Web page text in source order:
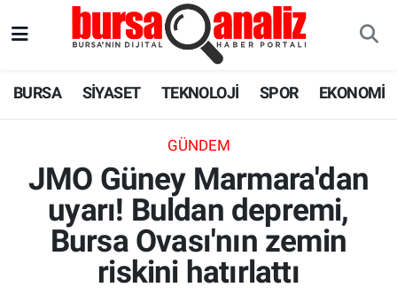
BURSA SİYASET TEKNOLOJİ SPOR EKONOMİ
GÜNDEM
JMO Güney Marmara'dan
uyarı! Buldan depremi,
Bursa Ovası'nın zemin
riskini hatırlattı
SPOR
EKONOMİ
Süper Lig Puan Durumu ve Fikstür
Tüm Manşetler